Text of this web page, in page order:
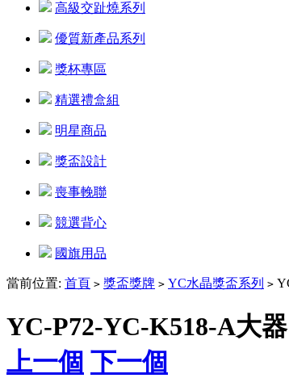
高級交趾燒系列
優質新產品系列
獎杯專區
精選禮盒組
明星商品
獎盃設計
喪事輓聯
競選背心
國旗用品
當前位置: 首頁 > 獎盃獎牌 > YC水晶獎盃系列 >
YC-P72-YC-K518-A大器
上一個 下一個